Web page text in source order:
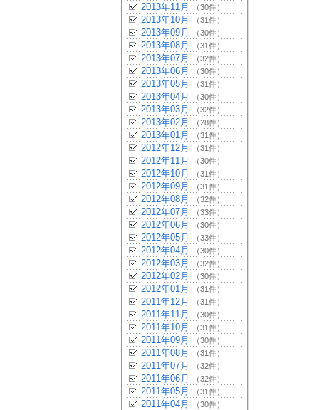
2013年11月 （30件）
2013年10月 （31件）
2013年09月 （30件）
2013年08月 （31件）
2013年07月 （32件）
2013年06月 （30件）
2013年05月 （31件）
2013年04月 （30件）
2013年03月 （32件）
2013年02月 （28件）
2013年01月 （31件）
2012年12月 （31件）
2012年11月 （30件）
2012年10月 （31件）
2012年09月 （31件）
2012年08月 （32件）
2012年07月 （33件）
2012年06月 （30件）
2012年05月 （33件）
2012年04月 （30件）
2012年03月 （32件）
2012年02月 （30件）
2012年01月 （31件）
2011年12月 （31件）
2011年11月 （30件）
2011年10月 （31件）
2011年09月 （30件）
2011年08月 （31件）
2011年07月 （32件）
2011年06月 （32件）
2011年05月 （31件）
2011年04月 （30件）